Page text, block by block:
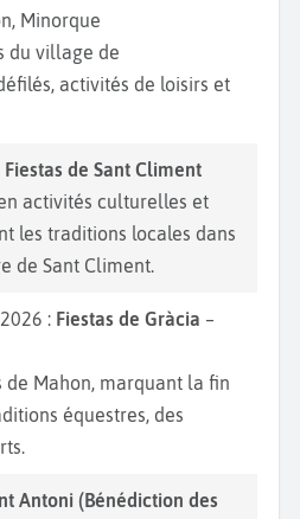
Minorque
du village de
activités de loisirs et
Fiestas de Sant Climent
activités culturelles et
les traditions locales dans
de Sant Climent.
: Fiestas de Gràcia –
de Mahon, marquant la fin
équestres, des
Antoni (Bénédiction des